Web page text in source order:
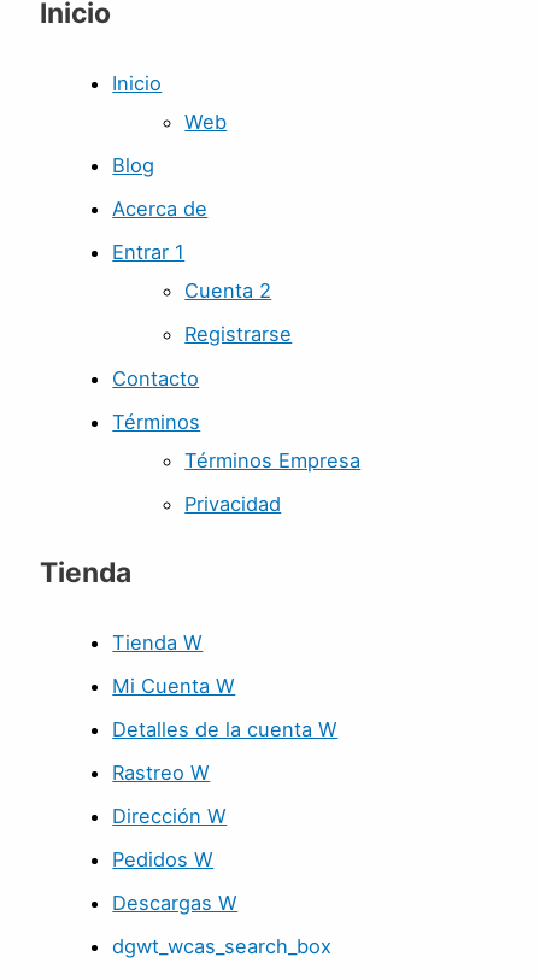
Inicio
Inicio
Web
Blog
Acerca de
Entrar 1
Cuenta 2
Registrarse
Contacto
Términos
Términos Empresa
Privacidad
Tienda
Tienda W
Mi Cuenta W
Detalles de la cuenta W
Rastreo W
Dirección W
Pedidos W
Descargas W
dgwt_wcas_search_box